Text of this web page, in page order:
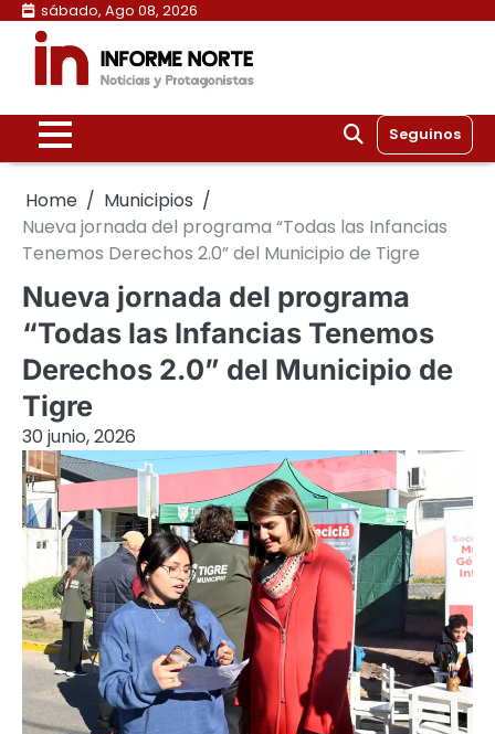
Skip
content
sábado, Ago 08, 2026
Seguinos
Home
Municipios
Nueva jornada del programa “Todas las Infancias
Tenemos Derechos 2.0” del Municipio de Tigre
Nueva jornada del programa
“Todas las Infancias Tenemos
Derechos 2.0” del Municipio de
Tigre
30 junio, 2026